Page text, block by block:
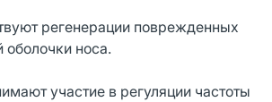
регенерации поврежденных
оболочки носа.
участие в регуляции частоты